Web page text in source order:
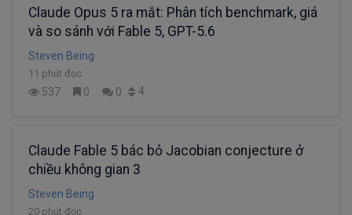
Claude Opus 5 ra mắt: Phân tích benchmark, giá
và so sánh với Fable 5, GPT-5.6
Steven Being
11 phút đọc
537 0 0 4
Claude Fable 5 bác bỏ Jacobian conjecture ở
chiều không gian 3
Steven Being
20 phút đọc